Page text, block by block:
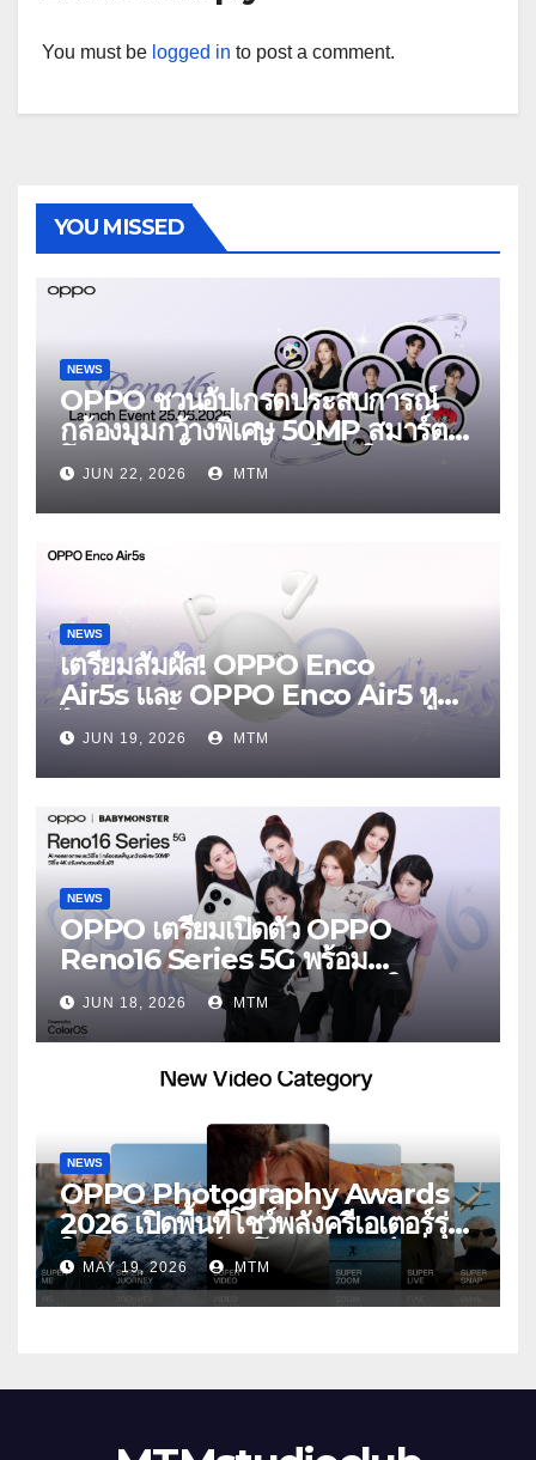
You must be logged in to post a comment.
YOU MISSED
NEWS
OPPO ชวนอัปเกรดประสบการณ์
กล้องมุมกว้างพิเศษ 50MP สมาร์ต
โฟนเพื่อนซี้ เทรนดี้ทุกช็อต ใน
งาน OPPO Reno16 Series 5G
Launch Event 25 มิถุนายนนี้
JUN 22, 2026 MTM
NEWS
เตรียมสัมผัส! OPPO Enco
Air5s และ OPPO Enco Air5 หูฟัง
ไร้สายรุ่นใหม่ล่าสุด มาพร้อมระบบ
ตัดเสียงรบกวน เบาสบายเหมือนไม่ได้
ใส่
JUN 19, 2026 MTM
NEWS
OPPO เตรียมเปิดตัว OPPO
Reno16 Series 5G พร้อม
ประกาศ BABYMONSTER ใน
ฐานะ Reno Girls ชวนสัมผัส
ประสบการณ์ถ่ายภาพมุมกว้างพิเศษที่
อัปเกรดไปอีกขั้น กับ 4 สี 4 เทรนดี้
JUN 18, 2026 MTM
NEWS
OPPO Photography Awards
2026 เปิดพื้นที่โชว์พลังครีเอเตอร์รุ่น
ใหม่ รับเทรนด์วิดีโอคอนเทนต์ เพิ่ม
หมวด “Super Video” ครั้งแรก
MAY 19, 2026 MTM